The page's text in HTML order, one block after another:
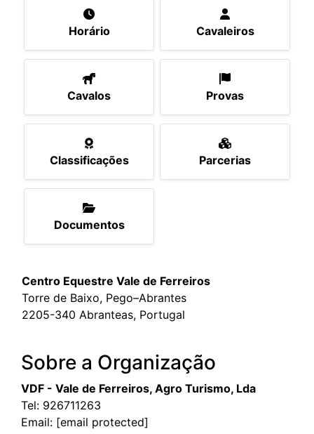
Horário Cavaleiros
Cavalos Provas
Classificações Parcerias
Documentos
Centro Equestre Vale de Ferreiros
Torre de Baixo, Pego–Abrantes
2205-340 Abranteas, Portugal
Sobre a Organização
VDF - Vale de Ferreiros, Agro Turismo, Lda
Tel: 926711263
Email: [email protected]